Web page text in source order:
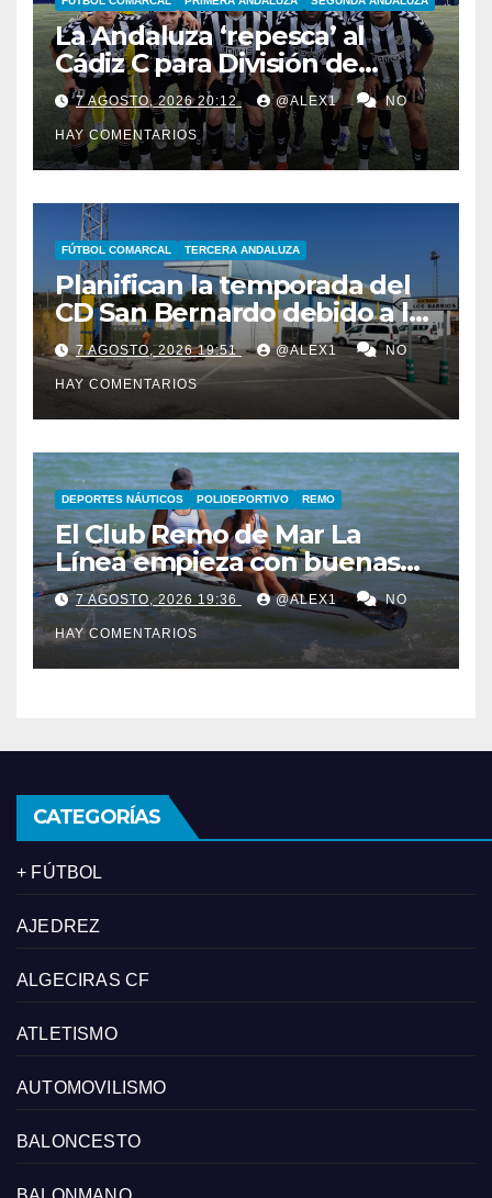
La Andaluza ‘repesca’ al
Cádiz C para División de
Honor y ofrece su plaza en
Primera al filial de la RB
Linense
7 AGOSTO, 2026 20:12 @ALEX1 NO
HAY COMENTARIOS
FÚTBOL COMARCAL TERCERA ANDALUZA
Planifican la temporada del
CD San Bernardo debido a las
importantes obras de
reforma en el ‘Alberto
Umbría’
7 AGOSTO, 2026 19:51 @ALEX1 NO
HAY COMENTARIOS
DEPORTES NÁUTICOS POLIDEPORTIVO REMO
El Club Remo de Mar La
Línea empieza con buenas
sensaciones el Campeonato
de España de Beach Sprint
7 AGOSTO, 2026 19:36 @ALEX1 NO
HAY COMENTARIOS
CATEGORÍAS
+ FÚTBOL
AJEDREZ
ALGECIRAS CF
ATLETISMO
AUTOMOVILISMO
BALONCESTO